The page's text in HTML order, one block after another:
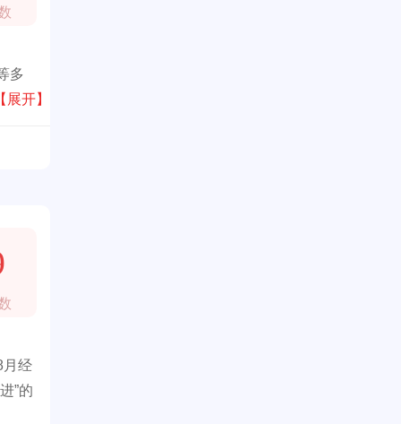
多
【展开】
月经
”的